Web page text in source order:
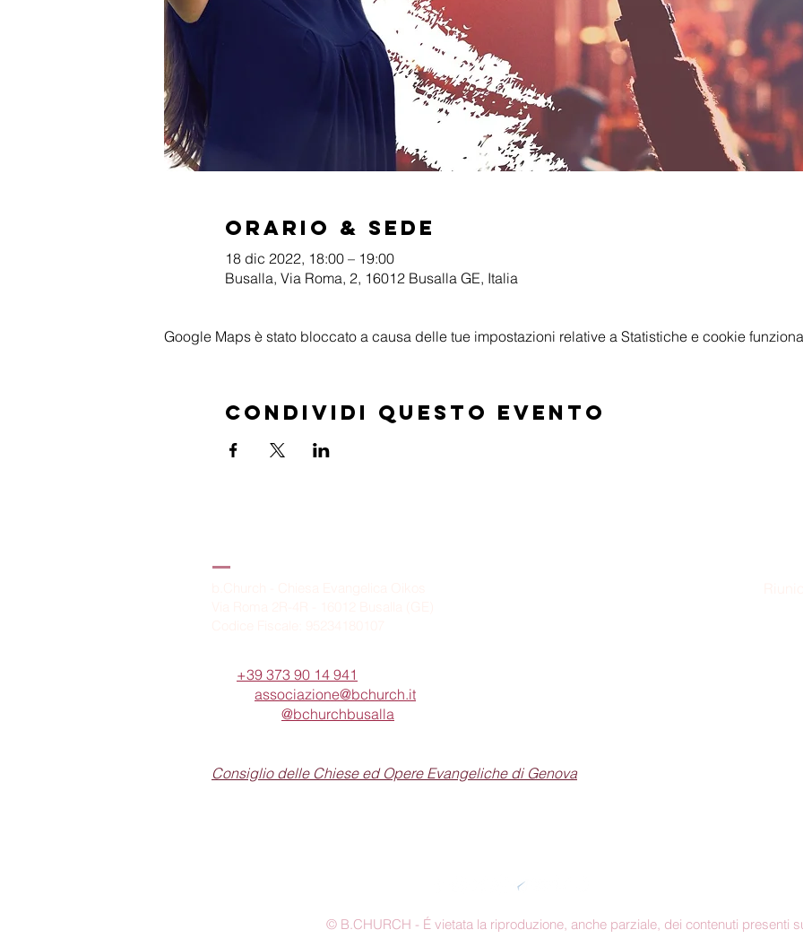
Orario & Sede
18 dic 2022, 18:00 – 19:00
Busalla, Via Roma, 2, 16012 Busalla GE, Italia
Google Maps è stato bloccato a causa delle tue impostazioni relative a Statistiche e cookie
Condividi questo evento
+39 373 90 14 941
associazione@bchurch.it
@bchurchbusalla
Consiglio delle Chiese ed Opere Evangeliche di Genova
© B.CHURCH - É vietata la riproduzione, anche parziale, dei contenuti presenti